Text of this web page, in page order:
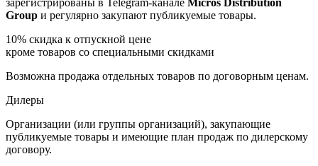
Group и регулярно закупают публикуемые товары.
10% скидка к отпускной цене
кроме товаров со специальными скидками
Возможна продажа отдельных товаров по договорным ценам.
Дилеры
Организации (или группы организаций), закупающие
публикуемые товары и имеющие план продаж по дилерскому
договору.